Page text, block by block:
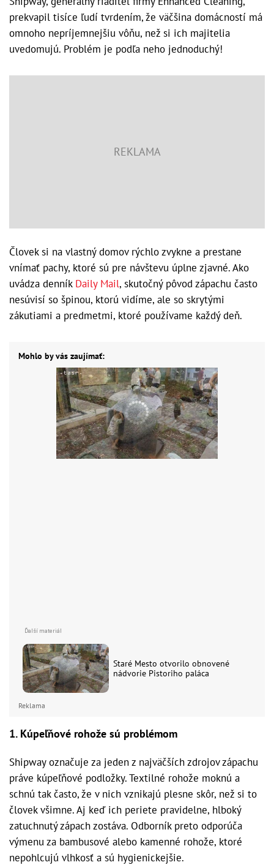
prekvapil tisíce ľudí tvrdením, že väčšina domácností má
omnoho nepríjemnejšiu vôňu, než si ich majitelia
uvedomujú. Problém je podľa neho jednoduchý!
Človek si na vlastný domov rýchlo zvykne a prestane
vnímať pachy, ktoré sú pre návštevu úplne zjavné. Ako
uvádza denník Daily Mail, skutočný pôvod zápachu často
nesúvisí so špinou, ktorú vidíme, ale so skrytými
zákutiami a predmetmi, ktoré používame každý deň.
Mohlo by vás zaujímať:
Staré Mesto otvorilo obnovené
nádvorie Pistoriho paláca
Reklama
1. Kúpeľňové rohože sú problémom
Shipway označuje za jeden z najväčších zdrojov zápachu
práve kúpeľňové podložky. Textilné rohože moknú a
schnú tak často, že v nich vznikajú plesne skôr, než si to
človek všimne. Aj keď ich periete pravidelne, hlboký
zatuchnutý zápach zostáva. Odborník preto odporúča
výmenu za bambusové alebo kamenné rohože, ktoré
nepohlcujú vlhkosť a sú hygienickejšie.